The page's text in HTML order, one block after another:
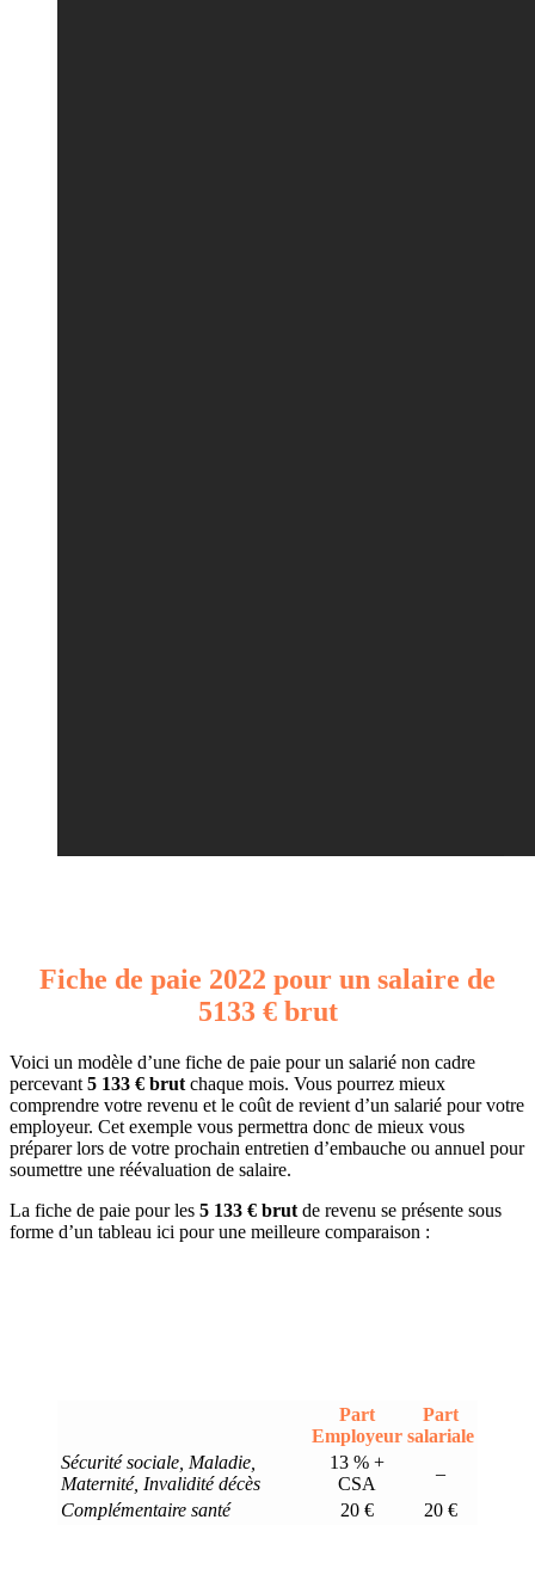
Fiche de paie 2022 pour un salaire de
5133 € brut
Voici un modèle d’une fiche de paie pour un salarié non cadre
percevant 5 133 € brut chaque mois. Vous pourrez mieux
comprendre votre revenu et le coût de revient d’un salarié pour votre
employeur. Cet exemple vous permettra donc de mieux vous
préparer lors de votre prochain entretien d’embauche ou annuel pour
soumettre une réévaluation de salaire.
La fiche de paie pour les 5 133 € brut de revenu se présente sous
forme d’un tableau ici pour une meilleure comparaison :
Part
Employeur
Part
salariale
Sécurité sociale, Maladie,
Maternité, Invalidité décès
13 % +
CSA
–
Complémentaire santé
20 € 20 €